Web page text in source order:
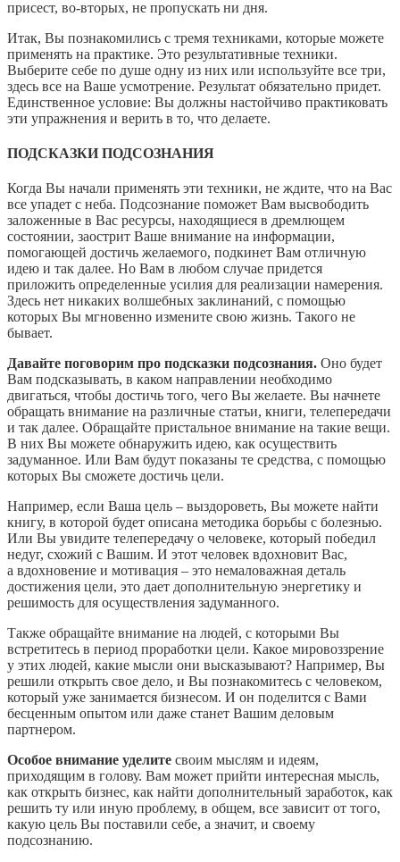
присест, во-вторых, не пропускать ни дня.
Итак, Вы познакомились с тремя техниками, которые можете
применять на практике. Это результативные техники.
Выберите себе по душе одну из них или используйте все три,
здесь все на Ваше усмотрение. Результат обязательно придет.
Единственное условие: Вы должны настойчиво практиковать
эти упражнения и верить в то, что делаете.
ПОДСКАЗКИ ПОДСОЗНАНИЯ
Когда Вы начали применять эти техники, не ждите, что на Вас
все упадет с неба. Подсознание поможет Вам высвободить
заложенные в Вас ресурсы, находящиеся в дремлющем
состоянии, заострит Ваше внимание на информации,
помогающей достичь желаемого, подкинет Вам отличную
идею и так далее. Но Вам в любом случае придется
приложить определенные усилия для реализации намерения.
Здесь нет никаких волшебных заклинаний, с помощью
которых Вы мгновенно измените свою жизнь. Такого не
бывает.
Давайте поговорим про подсказки подсознания. Оно будет
Вам подсказывать, в каком направлении необходимо
двигаться, чтобы достичь того, чего Вы желаете. Вы начнете
обращать внимание на различные статьи, книги, телепередачи
и так далее. Обращайте пристальное внимание на такие вещи.
В них Вы можете обнаружить идею, как осуществить
задуманное. Или Вам будут показаны те средства, с помощью
которых Вы сможете достичь цели.
Например, если Ваша цель – выздороветь, Вы можете найти
книгу, в которой будет описана методика борьбы с болезнью.
Или Вы увидите телепередачу о человеке, который победил
недуг, схожий с Вашим. И этот человек вдохновит Вас,
а вдохновение и мотивация – это немаловажная деталь
достижения цели, это дает дополнительную энергетику и
решимость для осуществления задуманного.
Также обращайте внимание на людей, с которыми Вы
встретитесь в период проработки цели. Какое мировоззрение
у этих людей, какие мысли они высказывают? Например, Вы
решили открыть свое дело, и Вы познакомитесь с человеком,
который уже занимается бизнесом. И он поделится с Вами
бесценным опытом или даже станет Вашим деловым
партнером.
Особое внимание уделите своим мыслям и идеям,
приходящим в голову. Вам может прийти интересная мысль,
как открыть бизнес, как найти дополнительный заработок, как
решить ту или иную проблему, в общем, все зависит от того,
какую цель Вы поставили себе, а значит, и своему
подсознанию.